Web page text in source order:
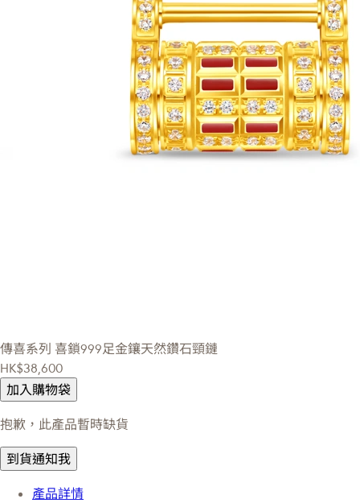
傳喜系列 喜鎖999足金鑲天然鑽石頸鏈
HK$38,600
加入購物袋
抱歉，此產品暫時缺貨
到貨通知我
產品詳情